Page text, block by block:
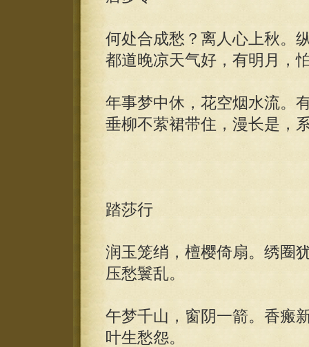
何处合成愁？离人心上秋。
都道晚凉天气好，有明月，
年事梦中休，花空烟水流。
垂柳不萦裙带住，漫长是，
踏莎行
润玉笼绡，檀樱倚扇。绣圈
压愁鬟乱。
午梦千山，窗阴一箭。香瘢
叶生愁怨。